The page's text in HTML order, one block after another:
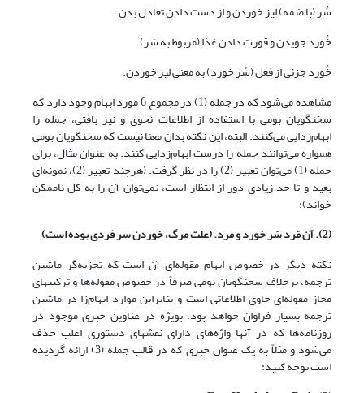
سُر (با ضمه) لیز خوردن و از دست دادن تعادل بدن.
خُورد جویدن و قورت دادن غذا (مربوط به سَر)
خُورد جزئی از فعل (سُر خورد) به معنی لیز خوردن.
مشاهده می‌شود که در جمله (1) در مجموع 6 مورد ابهام وجود دارد که
سخنگویان بومی با استفاده از اطلاعات نحوی و نیز بافتی، جمله را
ابهام‌زدایی می‌کنند. البته، این نکته بدان معنا نیست که سخنگویان بومی
همواره می‌توانند جمله را درست ابهام‌زدایی کنند. به عنوان مثال، برای
جمله (1) می‌توان تعبیر (2) را در نظر گرفت. (هرچند تعبیر (2)، نمونه‌ای
بعید و تا حد زیادی دور از انتظار است، نمی‌توان آن را به کل ناممکن
خواند):
(2). آن مَرد سَر خورد و مرد. (علت مرگ، خوردن سر فردی بوده است)
نکته دیگر در خصوص ابهام مقوله‌ای آن است که تجزیه‌گر ماشین
ترجمه، برخلاف سخنگویان بومی صرفاً در خصوص مقوله‌ها و ترکیبهای
مجاز مقوله‌ای حاوی اطلاعاتی است و بنابراین موارد ابهام‌زا در ماشین
ترجمه بسیار فراوان خواهد بود، بویژه در عناوین خبری موجود در
روزنامه‌ها که در آنها واژه‌های دارای نقشهای دستوری اغلب حذف
می‌شود و مثلاً به یک عنوان خبری که در قالب جمله (3) ارائه گردیده
است توجه کنید: